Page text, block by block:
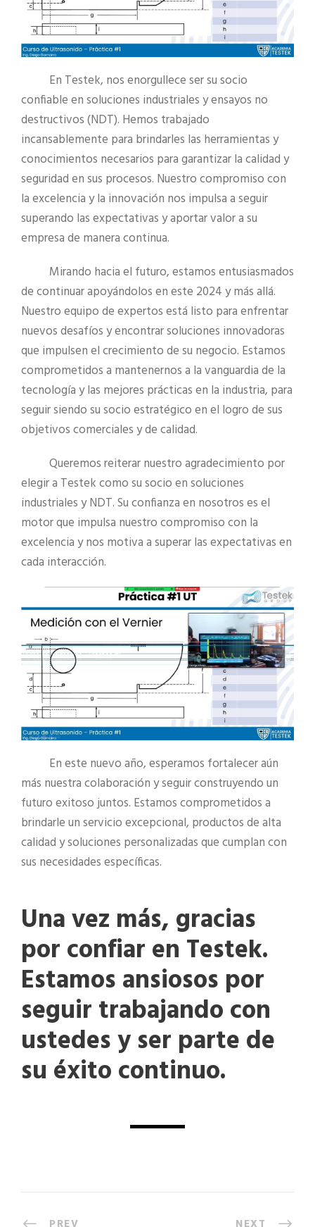
En Testek, nos enorgullece ser su socio
confiable en soluciones industriales y ensayos no
destructivos (NDT). Hemos trabajado
incansablemente para brindarles las herramientas y
conocimientos necesarios para garantizar la calidad y
seguridad en sus procesos. Nuestro compromiso con
la excelencia y la innovación nos impulsa a seguir
superando las expectativas y aportar valor a su
empresa de manera continua.
Mirando hacia el futuro, estamos entusiasmados
de continuar apoyándolos en este 2024 y más allá.
Nuestro equipo de expertos está listo para enfrentar
nuevos desafíos y encontrar soluciones innovadoras
que impulsen el crecimiento de su negocio. Estamos
comprometidos a mantenernos a la vanguardia de la
tecnología y las mejores prácticas en la industria, para
seguir siendo su socio estratégico en el logro de sus
objetivos comerciales y de calidad.
Queremos reiterar nuestro agradecimiento por
elegir a Testek como su socio en soluciones
industriales y NDT. Su confianza en nosotros es el
motor que impulsa nuestro compromiso con la
excelencia y nos motiva a superar las expectativas en
cada interacción.
En este nuevo año, esperamos fortalecer aún
más nuestra colaboración y seguir construyendo un
futuro exitoso juntos. Estamos comprometidos a
brindarle un servicio excepcional, productos de alta
calidad y soluciones personalizadas que cumplan con
sus necesidades específicas.
Una vez más, gracias
por confiar en Testek.
Estamos ansiosos por
seguir trabajando con
ustedes y ser parte de
su éxito continuo.